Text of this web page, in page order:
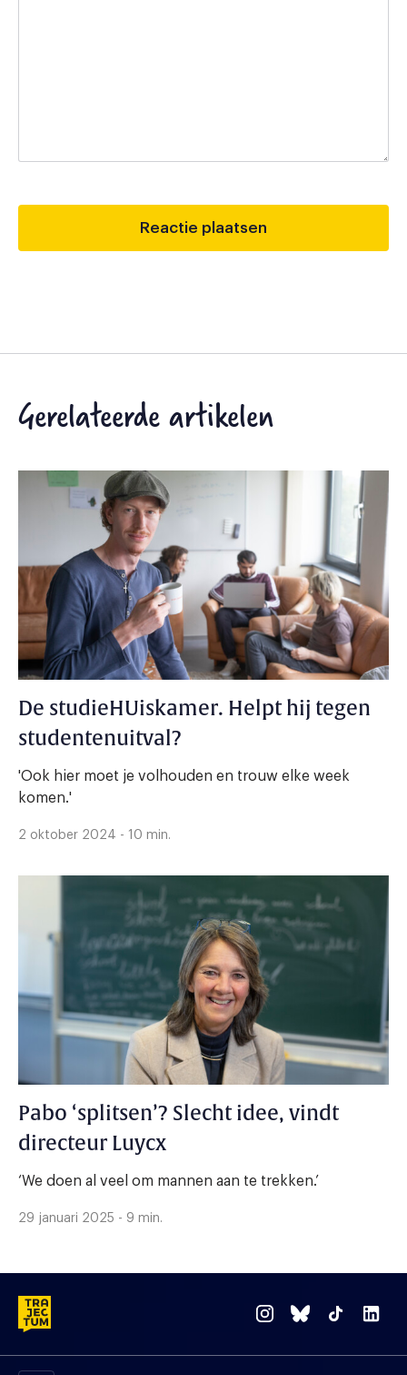
Gerelateerde artikelen
De studieHUiskamer. Helpt hij tegen
studentenuitval?
'Ook hier moet je volhouden en trouw elke week
komen.'
2 oktober 2024 - 10 min.
Pabo ‘splitsen’? Slecht idee, vindt
directeur Luycx
‘We doen al veel om mannen aan te trekken.’
29 januari 2025 - 9 min.